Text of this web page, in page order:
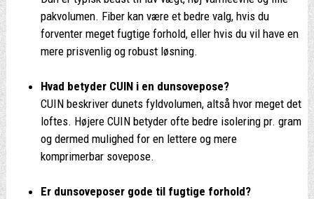
pakvolumen. Fiber kan være et bedre valg, hvis du
forventer meget fugtige forhold, eller hvis du vil have en
mere prisvenlig og robust løsning.
Hvad betyder CUIN i en dunsovepose?
CUIN beskriver dunets fyldvolumen, altså hvor meget det
loftes. Højere CUIN betyder ofte bedre isolering pr. gram
og dermed mulighed for en lettere og mere
komprimerbar sovepose.
Er dunsoveposer gode til fugtige forhold?